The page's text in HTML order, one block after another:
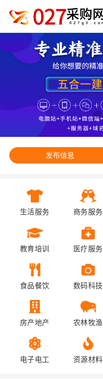
发布信息
生活服务 商务服务
教育培训 医疗服务
食品餐饮 数码科技
房产地产 农林牧渔
电子电工 资源材料